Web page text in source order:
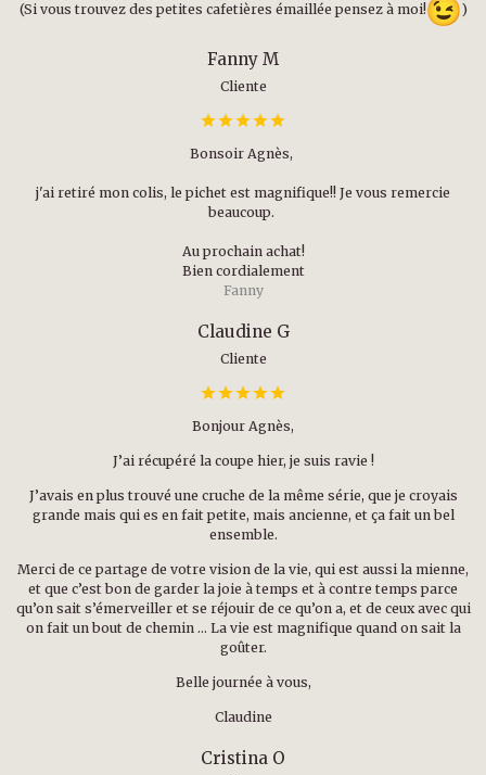
(Si vous trouvez des petites cafetières émaillée pensez à moi!
)
Fanny M
Cliente
Bonsoir Agnès,
j'ai retiré mon colis, le pichet est magnifique!! Je vous remercie
beaucoup.
Au prochain achat!
Bien cordialement
Fanny
Claudine G
Cliente
Bonjour Agnès,
J’ai récupéré la coupe hier, je suis ravie !
J’avais en plus trouvé une cruche de la même série, que je croyais
grande mais qui es en fait petite, mais ancienne, et ça fait un bel
ensemble.
Merci de ce partage de votre vision de la vie, qui est aussi la mienne,
et que c’est bon de garder la joie à temps et à contre temps parce
qu’on sait s’émerveiller et se réjouir de ce qu’on a, et de ceux avec qui
on fait un bout de chemin … La vie est magnifique quand on sait la
goûter.
Belle journée à vous,
Claudine
Cristina O